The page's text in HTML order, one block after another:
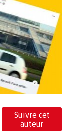
Suivre cet
auteur